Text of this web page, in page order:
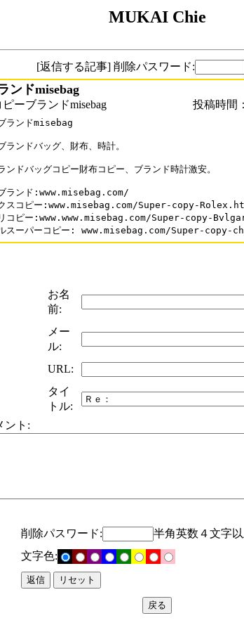
MUKAI Chie
[返信する記事] 削除パスワード:
ンドmisebag
ーブランドmisebag
投稿時間
ランドmisebag
ランドバッグ、財布、時計。
ンドバッグコピー財布コピー、ブランド時計激安。
ランド:www.misebag.com/
スコピー:www.misebag.com/Super-copy-
コピー:www.www.misebag.com/Super-copy-
スーパーコピー: www.misebag.com/Super-copy-
お名
前:
メー
ル:
URL:
タイ
トル:
ント:
削除パスワード:
半角英数４文字
文字色: